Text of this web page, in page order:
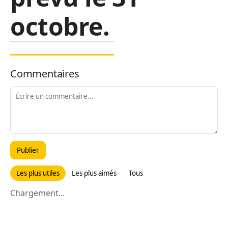
octobre.
Commentaires
Publier
Les plus utiles Les plus aimés Tous
Chargement...